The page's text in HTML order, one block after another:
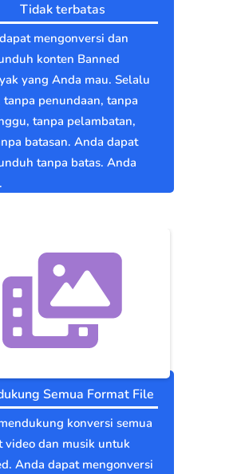
Tidak terbatas
mengonversi dan
konten Banned
yang Anda mau. Selalu
tanpa penundaan, tanpa
tanpa pelambatan,
batasan. Anda dapat
tanpa batas. Anda
Semua Format File
konversi semua
video dan musik untuk
Anda dapat mengonversi